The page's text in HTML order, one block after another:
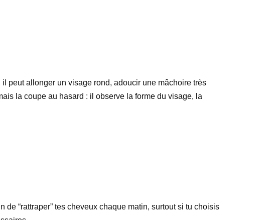
peut allonger un visage rond, adoucir une mâchoire très
la coupe au hasard : il observe la forme du visage, la
“rattraper” tes cheveux chaque matin, surtout si tu choisis